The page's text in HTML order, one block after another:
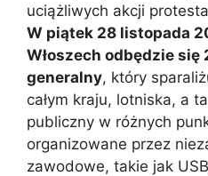
uciążliwych akcji
W piątek 28 listopada
Włoszech odbędzie
generalny, który
całym kraju, lotniska, a
publiczny w różnych
organizowane przez
zawodowe, takie jak